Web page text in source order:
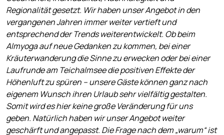
Regionalität gesetzt. Wir haben unser Angebot in den
vergangenen Jahren immer weiter vertieft und
entsprechend der Trends weiterentwickelt. Ob beim
Almyoga auf neue Gedanken zu kommen, bei einer
Kräuterwanderung die Sinne zu erwecken oder bei einer
Laufrunde am Teichalmsee die positiven Effekte der
Höhenluft zu spüren – unsere Gäste können ganz nach
eigenem Wunsch ihren Urlaub sehr vielfältig gestalten.
Somit wird es hier keine große Veränderung für uns
geben. Natürlich haben wir unser Angebot weiter
geschärft und angepasst. Die Frage nach dem „warum“ ist